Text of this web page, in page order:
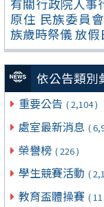
有關行政院人事
原住 民族委員
族歲時祭儀 放
依公告類別
重要公告 ( 2,104 )
處室最新消息 (
榮譽榜 ( 226 )
學生競賽活動 (
教育盃體操賽 ( 11